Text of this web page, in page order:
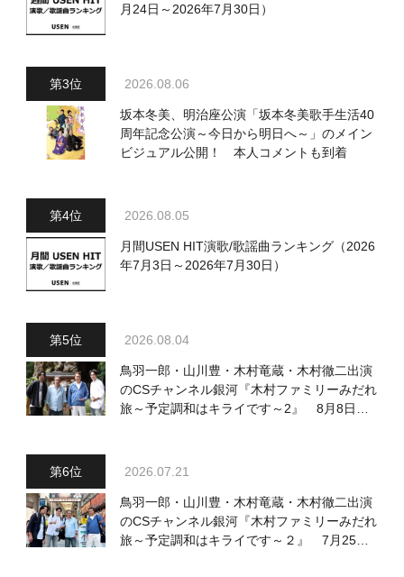
月24日～2026年7月30日）
2026.08.06
坂本冬美、明治座公演「坂本冬美歌手生活40
周年記念公演～今日から明日へ～」のメイン
ビジュアル公開！ 本人コメントも到着
2026.08.05
月間USEN HIT演歌/歌謡曲ランキング（2026
年7月3日～2026年7月30日）
2026.08.04
鳥羽一郎・山川豊・木村竜蔵・木村徹二出演
のCSチャンネル銀河『木村ファミリーみだれ
旅～予定調和はキライです～2』 8月8日
2026.07.21
鳥羽一郎・山川豊・木村竜蔵・木村徹二出演
のCSチャンネル銀河『木村ファミリーみだれ
旅～予定調和はキライです～２』 7月25日